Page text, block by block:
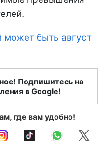
может быть август
Подпишитесь на
в Google!
где вам удобно!